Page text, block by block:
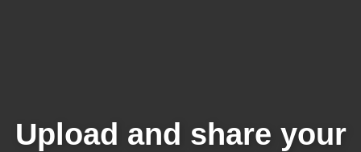
Upload and share your